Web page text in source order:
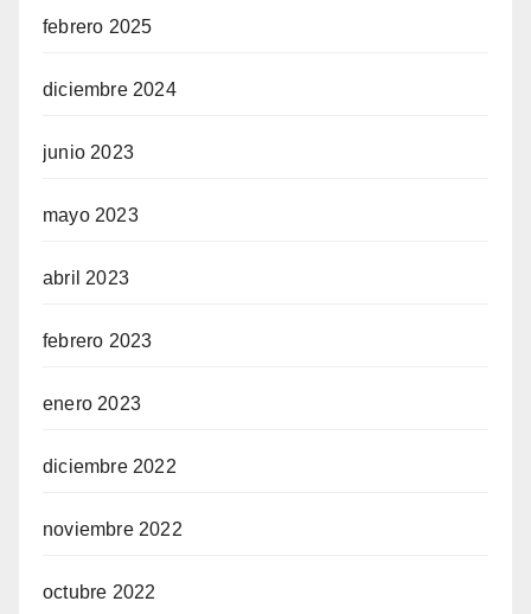
febrero 2025
diciembre 2024
junio 2023
mayo 2023
abril 2023
febrero 2023
enero 2023
diciembre 2022
noviembre 2022
octubre 2022